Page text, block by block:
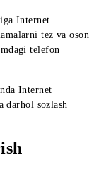
Intеrnеt
sozlamalarni tez
Intеrnеt
darhol sozlash